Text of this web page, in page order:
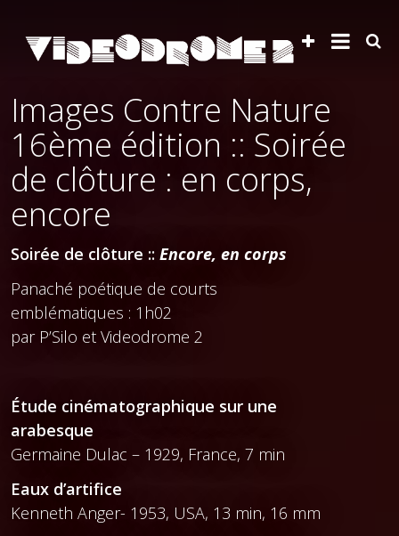
Images Contre Nature
16ème édition :: Soirée
de clôture : en corps,
encore
Soirée de clôture :: Encore, en corps
Panaché poétique de courts
emblématiques : 1h02
par P’Silo et Videodrome 2
Étude cinématographique sur une
arabesque
Germaine Dulac – 1929, France, 7 min
Eaux d’artifice
Kenneth Anger- 1953, USA, 13 min, 16 mm